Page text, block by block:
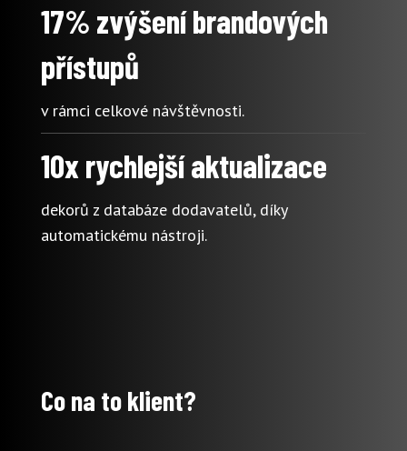
17% zvýšení brandových
přístupů
v rámci celkové návštěvnosti.
10x rychlejší aktualizace
dekorů z databáze dodavatelů, díky
automatickému nástroji.
Co na to klient?